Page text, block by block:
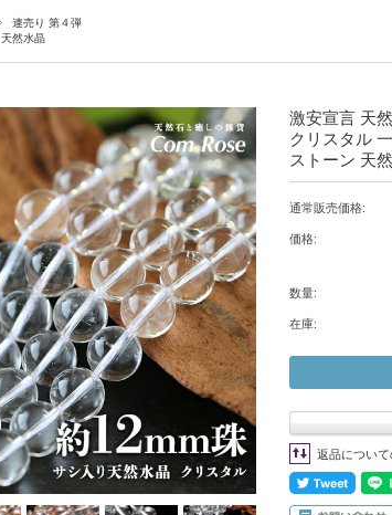
連売り 第４弾
天然水晶
激安宣言 天
クリスタル
ストーン 天
通常販売価格:
価格:
数量:
在庫:
返品につい